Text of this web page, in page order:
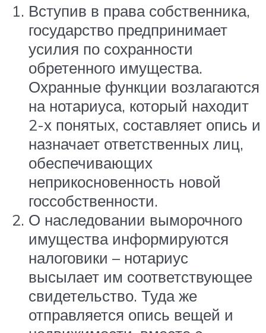
Вступив в права собственника,
государство предпринимает
усилия по сохранности
обретенного имущества.
Охранные функции возлагаются
на нотариуса, который находит
2-х понятых, составляет опись и
назначает ответственных лиц,
обеспечивающих
неприкосновенность новой
госсобственности.
О наследовании выморочного
имущества информируются
налоговики – нотариус
высылает им соответствующее
свидетельство. Туда же
отправляется опись вещей и